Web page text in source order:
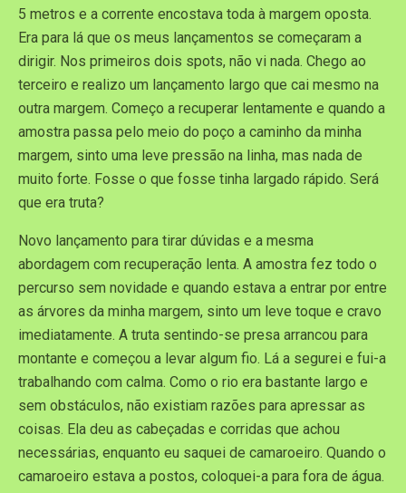
5 metros e a corrente encostava toda à margem oposta.
Era para lá que os meus lançamentos se começaram a
dirigir. Nos primeiros dois spots, não vi nada. Chego ao
terceiro e realizo um lançamento largo que cai mesmo na
outra margem. Começo a recuperar lentamente e quando a
amostra passa pelo meio do poço a caminho da minha
margem, sinto uma leve pressão na linha, mas nada de
muito forte. Fosse o que fosse tinha largado rápido. Será
que era truta?
Novo lançamento para tirar dúvidas e a mesma
abordagem com recuperação lenta. A amostra fez todo o
percurso sem novidade e quando estava a entrar por entre
as árvores da minha margem, sinto um leve toque e cravo
imediatamente. A truta sentindo-se presa arrancou para
montante e começou a levar algum fio. Lá a segurei e fui-a
trabalhando com calma. Como o rio era bastante largo e
sem obstáculos, não existiam razões para apressar as
coisas. Ela deu as cabeçadas e corridas que achou
necessárias, enquanto eu saquei de camaroeiro. Quando o
camaroeiro estava a postos, coloquei-a para fora de água.